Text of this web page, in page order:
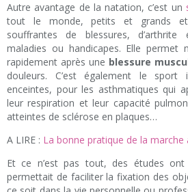
Autre avantage de la natation, c’est un
tout le monde, petits et grands et
souffrantes de blessures,
maladies ou handicapes. Elle permet
rapidement après une blessure
douleurs. C’est également le
enceintes, pour les asthmatiques qui
leur respiration et leur capacité
atteintes de sclérose en plaques…
A LIRE : La bonne pratique de la marche
Et ce n’est pas tout, des études
permettait de faciliter la fixation des